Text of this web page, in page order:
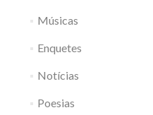
Músicas
Enquetes
Notícias
Poesias